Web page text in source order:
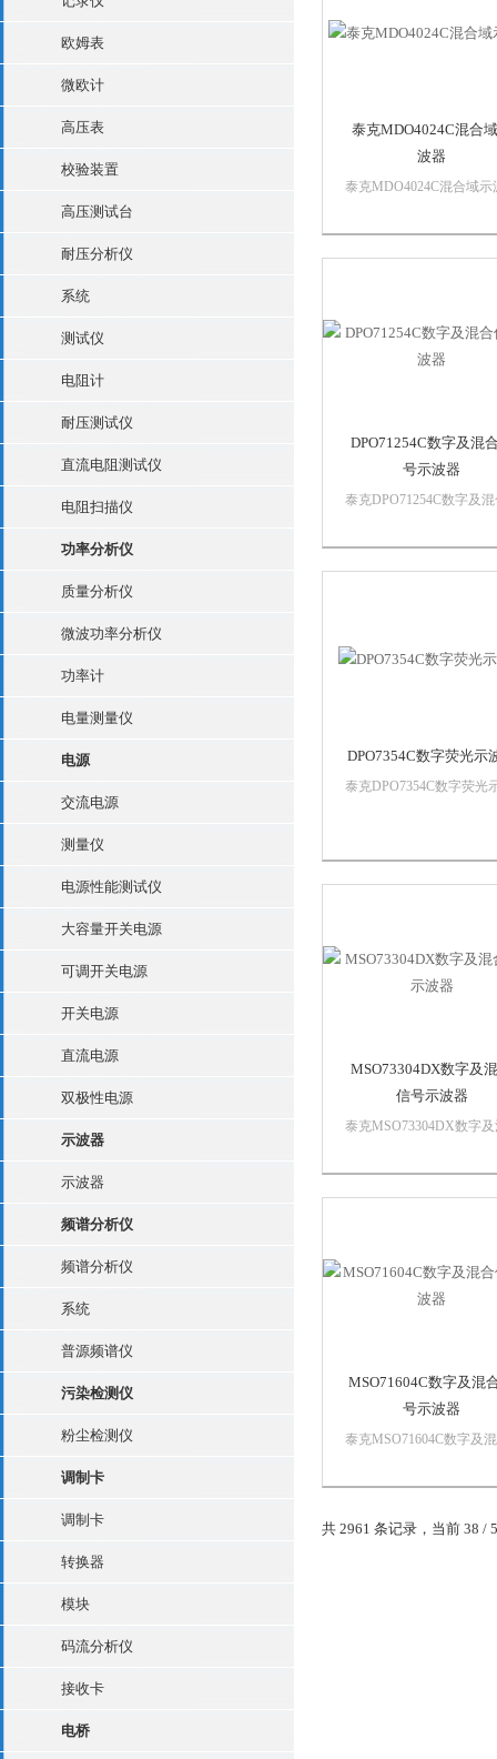
欧姆表
微欧计
高压表
校验装置
高压测试台
耐压分析仪
系统
测试仪
电阻计
耐压测试仪
直流电阻测试仪
电阻扫描仪
功率分析仪
质量分析仪
微波功率分析仪
功率计
电量测量仪
电源
交流电源
测量仪
电源性能测试仪
大容量开关电源
可调开关电源
开关电源
直流电源
双极性电源
示波器
示波器
频谱分析仪
频谱分析仪
系统
普源频谱仪
污染检测仪
粉尘检测仪
调制卡
调制卡
转换器
模块
码流分析仪
接收卡
电桥
泰克MDO4024C混合
波器
泰克MDO4024C混合域示
的工程设计是处理器、串
义。添加 ...
DPO71254C数字及混
号示波器
泰克DPO71254C数字及
面板都有 USB 2.0接口便
DPO7354C数字荧光示
泰克DPO7354C数字荧光
MSO73304DX数字及
信号示波器
泰克MSO73304DX数字
辑码型触发允许使用逻辑
以使...
MSO71604C数字及混
号示波器
泰克MSO71604C数字及
反嵌功能创建自己的滤波
配的滤波器，提高您隔离
共 2961 条记录，当前 38 /